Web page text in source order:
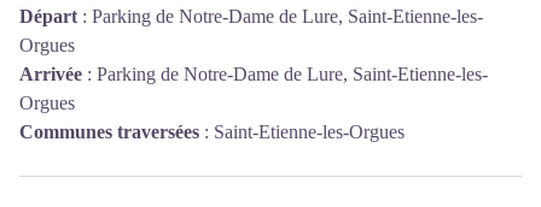
Départ : Parking de Notre-Dame de Lure, Saint-Etienne-les-
Orgues
Arrivée : Parking de Notre-Dame de Lure, Saint-Etienne-les-
Orgues
Communes traversées : Saint-Etienne-les-Orgues